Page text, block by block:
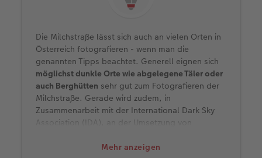
Mehr anzeigen
Die Milchstraße lässt sich auch an vielen Orten in
Österreich fotografieren - wenn man die
genannten Tipps beachtet. Generell eignen sich
möglichst dunkle Orte wie abgelegene Täler oder
auch Berghütten sehr gut zum Fotografieren der
Milchstraße. Gerade wird zudem, in
Zusammenarbeit mit der International Dark Sky
Association (IDA), an der Umsetzung von
an der Hohen Dirn in den Kalkalpen gearbeitet.